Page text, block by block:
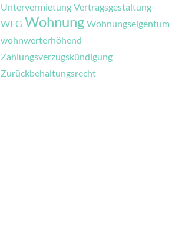
Untervermietung Vertragsgestaltung
WEG Wohnung Wohnungseigentum
wohnwerterhöhend
Zahlungsverzugskündigung
Zurückbehaltungsrecht